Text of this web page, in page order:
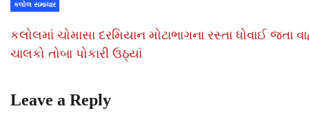
કલોલ સમાચાર
કલોલમાં ચોમાસા દરમિયાન મોટાભાગના રસ્તા ધોવાઈ જતા
ચાલકો તોબા પોકારી ઉઠ્યાં
Leave a Reply